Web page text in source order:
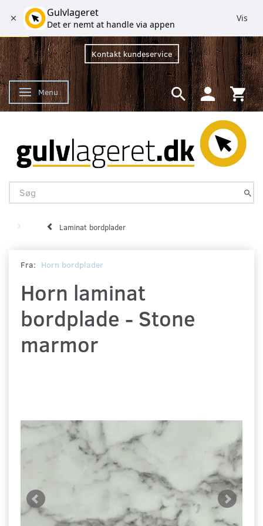
Kontakt kundeservice
Skifte navigation
Menu
Laminat bordplader
Fra: Horn bordplader
Horn laminat
bordplade - Stone
marmor
Gulvlageret
Det er nemt at handle via appen
Vis